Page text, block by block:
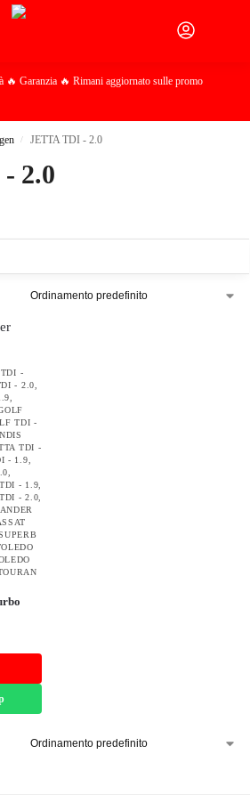
🔥 Garanzia 🔥 Rimani aggiornato sulle promo
/ JETTA TDI - 2.0
2.0
-
- 2.0
TDI -
TDI -
- 1.9
- 1.9
- 2.0